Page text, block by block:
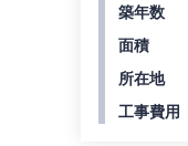
築年数
面積
所在地
工事費用